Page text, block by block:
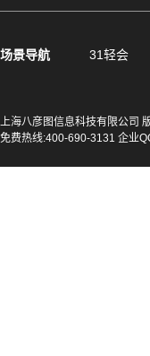
场景导航 31轻会
上海八彦图信息科技有限公司
免费热线:400-690-3131 企业